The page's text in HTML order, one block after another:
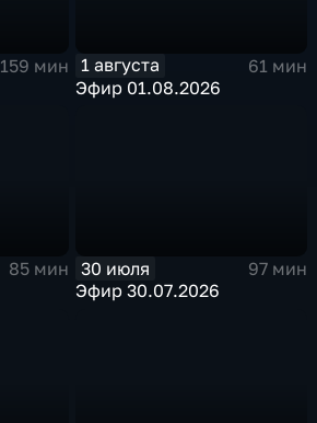
159 мин
1 августа
61 мин
Эфир 01.08.2026
85 мин
30 июля
97 мин
Эфир 30.07.2026